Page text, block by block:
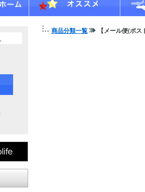
商品分類一覧 【メール便(ポ